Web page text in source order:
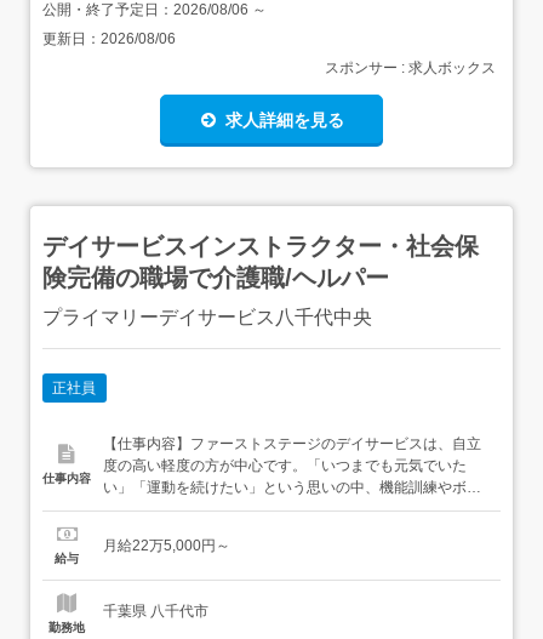
公開・終了予定日： 2026/08/06 ～
更新日： 2026/08/06
スポンサー : 求人ボックス
求人詳細を見る
デイサービスインストラクター・社会保
険完備の職場で介護職/ヘルパー
プライマリーデイサービス八千代中央
正社員
仕事内容
【仕事内容】ファーストステージのデイサービスは、自立
度の高い軽度の方が中心です。「いつまでも元気でいた
い」「運動を続けたい」という思いの中、機能訓練やボデ
ィケアを通じた健康づくりのサポートを行っています。入
ン・会話を中心に、明るく元気な時間を提供しています。
給与
月給22万5,000円～
勤務地
千葉県 八千代市